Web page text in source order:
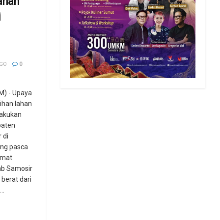
0
- Upaya
lahan
di
pasca
Samosir
dari